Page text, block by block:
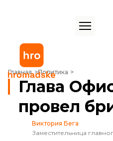
Главная Политика
Глава Офиса президента
Глава
провел
Виктория Бега
Заместительница